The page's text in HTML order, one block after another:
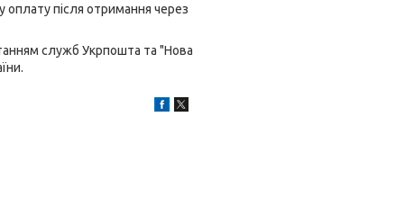
після отримання через
служб Укрпошта та "Нова